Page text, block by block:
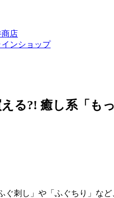
る?! 癒し系「も
ぐ刺し」や「ふぐちり」な